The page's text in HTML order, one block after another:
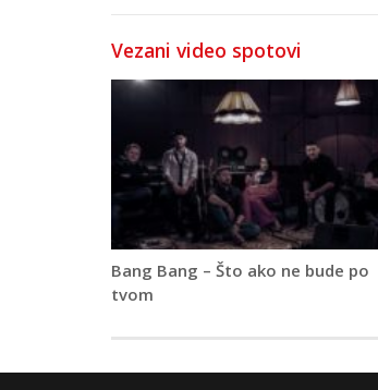
Vezani video spotovi
Bang Bang – Što ako ne bude po
tvom